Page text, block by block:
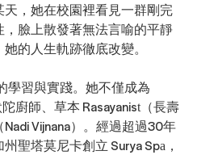
，她在校園裡看見一群剛完
臉上散發著無法言喻的平靜
的人生軌跡徹底改變。
學習與實踐。她不僅成為
廚師、草本 Rasayanist（長壽
Vijnana）。經過超過30年
聖塔莫尼卡創立 Surya Spa，